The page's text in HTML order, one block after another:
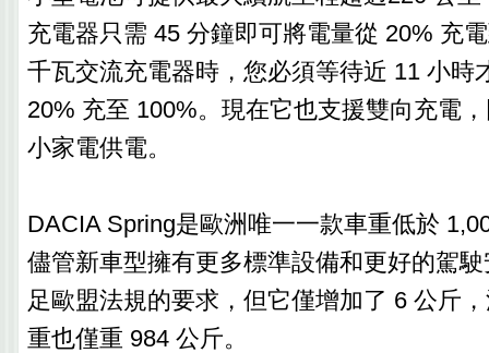
充電器只需 45 分鐘即可將電量從 20% 充
千瓦交流充電器時，您必須等待近 11 小時
20% 充至 100%。現在它也支援雙向充電
小家電供電。
DACIA Spring是歐洲唯一一款車重低於
儘管新車型擁有更多標準設備和更好的駕
足歐盟法規的要求，但它僅增加了 6 公斤
重也僅重 984 公斤。